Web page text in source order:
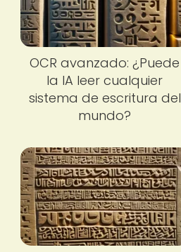
OCR avanzado: ¿Puede
la IA leer cualquier
sistema de escritura del
mundo?